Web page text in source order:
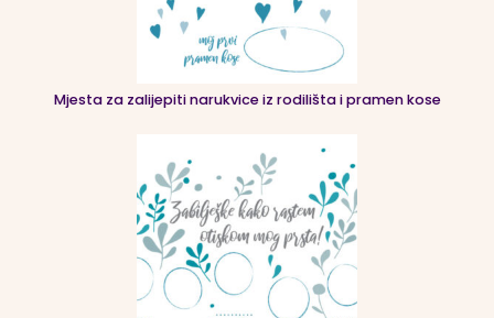
Mjesta za zalijepiti narukvice iz rodilišta i pramen kose